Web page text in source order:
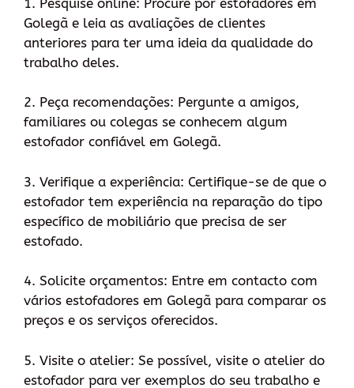
Golegã e leia as avaliações de clientes
anteriores para ter uma ideia da qualidade do
trabalho deles.
2. Peça recomendações: Pergunte a amigos,
familiares ou colegas se conhecem algum
estofador confiável em Golegã.
3. Verifique a experiência: Certifique-se de que o
estofador tem experiência na reparação do tipo
específico de mobiliário que precisa de ser
estofado.
4. Solicite orçamentos: Entre em contacto com
vários estofadores em Golegã para comparar os
preços e os serviços oferecidos.
5. Visite o atelier: Se possível, visite o atelier do
estofador para ver exemplos do seu trabalho e